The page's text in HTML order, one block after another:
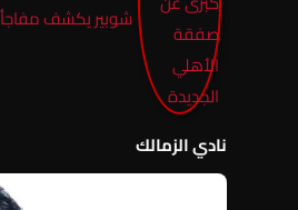
شوبير يكشف
نادي الزمالك